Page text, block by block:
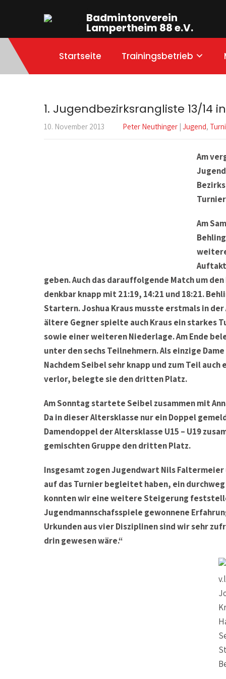
Badmintonverein
Lampertheim 88 e.V.
Startseite Trainingsbetrieb
1. Jugendbezirksrangliste 13/14
10. November 2013 Peter Neuthinger | Jugend,
Am
Am
geben. Auch das darauffolgende Match um
denkbar knapp mit 21:19, 14:21 und 18:21.
Startern. Joshua Kraus musste erstmals in
ältere Gegner spielte auch Kraus ein starkes
sowie einer weiteren Niederlage. Am Ende
unter den sechs Teilnehmern. Als einzige
Nachdem Seibel sehr knapp und zum Teil
verlor, belegte sie den dritten Platz.
Am Sonntag startete Seibel zusammen mit
Da in dieser Altersklasse nur ein Doppel
Damendoppel der Altersklasse U15 – U19
gemischten Gruppe den dritten Platz.
Insgesamt zogen Jugendwart Nils
auf das Turnier begleitet haben, ein
konnten wir eine weitere Steigerung
Jugendmannschafsspiele gewonnene
Urkunden aus vier Disziplinen sind wir sehr
drin gewesen wäre.“